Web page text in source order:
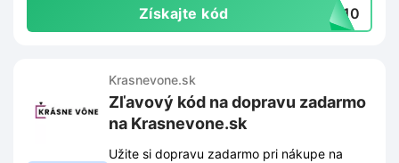
Získajte kód EH10
Krasnevone.sk
Zľavový kód na dopravu zadarmo
na Krasnevone.sk
Užite si dopravu zadarmo pri nákupe na